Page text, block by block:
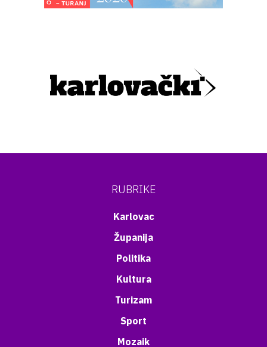
RUBRIKE
Karlovac
Županija
Politika
Kultura
Turizam
Sport
Mozaik